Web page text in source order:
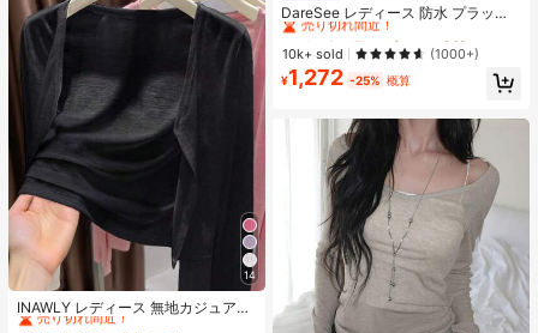
14
INAWLY レディース 無地カジュアル
薄手カーディガン、春夏用
#1 ベストセラー
売り切れ間近！
#1 ベストセラー
#1 ベストセラー
DareSee レディース 防水 プラット
フォーム 厚底サンダル オープントゥ
スリッポンシューズ 夏新作 チャンキ
ーハイヒール Y2Kスタイル 通学向け
売り切れ間近！
#1 ベストセラー
売り切れ間近！
#1 ベストセラー
売り切れ間近！
#1 ベストセラー
10k+ sold (1000+)
¥1,272 -25% 概算